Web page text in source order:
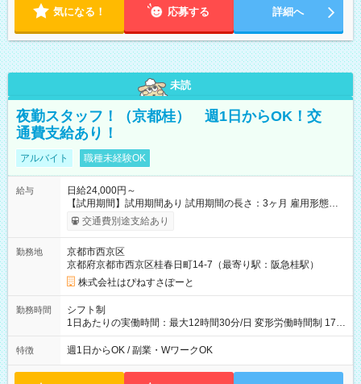
気になる！ 応募する 詳細へ
未読
夜勤スタッフ！（京都桂） 週1日からOK！交
通費支給あり！
アルバイト 職種未経験OK
給与
日給24,000円～
【試用期間】試用期間あり 試用期間の長さ：3ヶ月 雇用形態、
給与は本採用時と同じです。
交通費別途支給あり
勤務地
京都市西京区
京都府京都市西京区桂春日町14-7（最寄り駅：阪急桂駅）
株式会社はぴねすさぽーと
勤務時間
シフト制
1日あたりの実働時間：最大12時間30分/日 変形労働時間制 17：
00～翌9：00（休憩時間3.5時間) 一日の実働時間：12.5時間 想
定労働時間：37.5時間/週 ＊曜日相談：可 ＊労働日数相談：可
特徴 週1日からOK / 副業・WワークOK